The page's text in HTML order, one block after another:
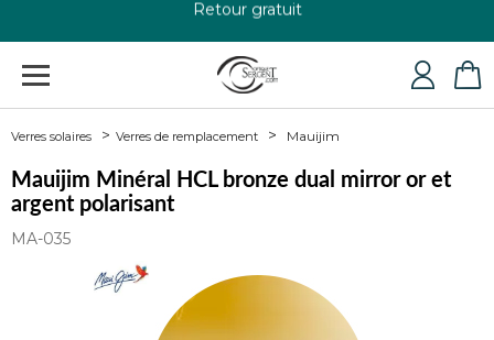
Verres solaires Verres de remplacement Mauijim
Mauijim Minéral HCL bronze dual mirror or et
argent polarisant
MA-035